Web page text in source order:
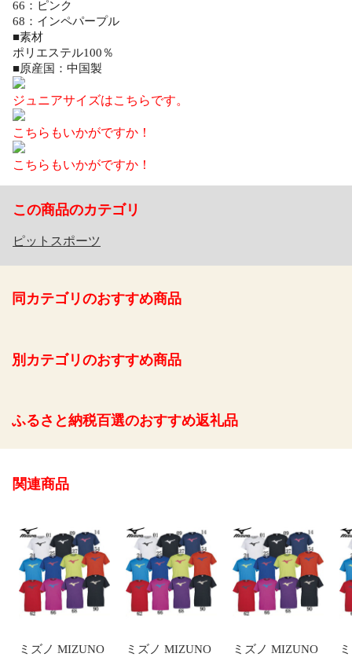
66：ピンク
68：インペパープル
■素材
ポリエステル100％
■原産国：中国製
ジュニアサイズはこちらです。
こちらもいかがですか！
こちらもいかがですか！
この商品のカテゴリ
ピットスポーツ
同カテゴリのおすすめ商品
別カテゴリのおすすめ商品
ふるさと納税百選のおすすめ返礼品
関連商品
ミズノ MIZUNO
ミズノ MIZUNO
ミズノ MIZUNO